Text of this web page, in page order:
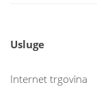
Usluge
Internet trgovina